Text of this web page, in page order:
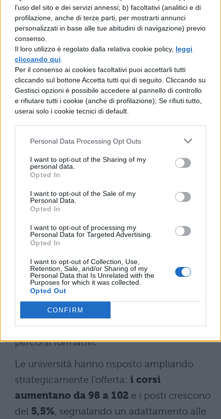
l'uso del sito e dei servizi annessi; b) facoltativi (analitici e di
profilazione, anche di terze parti, per mostrarti annunci
personalizzati in base alle tue abitudini di navigazione) previo
consenso.
Il loro utilizzo è regolato dalla relativa cookie policy, leggi
cliccando qui
Per il consenso ai cookies facoltativi puoi accettarli tutti
cliccando sul bottone Accetta tutti qui di seguito. Cliccando su
Gestisci opzioni è possibile accedere al pannello di controllo
e rifiutare tutti i cookie (anche di profilazione); Se rifiuti tutto,
userai solo i cookie tecnici di default.
Personal Data Processing Opt Outs
I want to opt-out of the Sharing of my
personal data.
Opted In
I want to opt-out of the Sale of my
Personal Data.
Opted In
I want to opt-out of processing my
Personal Data for Targeted Advertising.
Opted In
I want to opt-out of Collection, Use,
Retention, Sale, and/or Sharing of my
Personal Data that Is Unrelated with the
Purposes for which it was collected.
Opted Out
CONFIRM
contrazioni preoccupanti. LaSardegna
subisce il calo più drastico con oltre il 40%
in meno, passando da più di 800 a meno di
500 domande.
IlVeneto arretra del 17%, laToscanadel
19%, mentre ilLazioregistra una flessione
del 19,5% nonostante coinvolga quattro
Le strategie di selezione
determinare una competizione significativa
in specifiche aree geografiche e classi di
laurea. InInfermieristica-Ostetricia il
rapporto supera ancora
ogni posto disponibile, con picchi
particolarmente elevati in Campania dove
raggiunge4,5 domande per posto
Questa pressione selettiva riflette
l’attrattività persistente di determinati
percorsi formativi.
Le università hanno risposto ampliando
strategicamente l’offerta: i corsi
aumentano da 98 a 102 e i posti crescono
del 5,5%, segnalando un adattamento alle